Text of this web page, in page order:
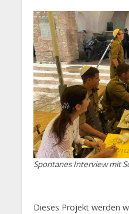
Spontanes Interview mit
Dieses Projekt werden